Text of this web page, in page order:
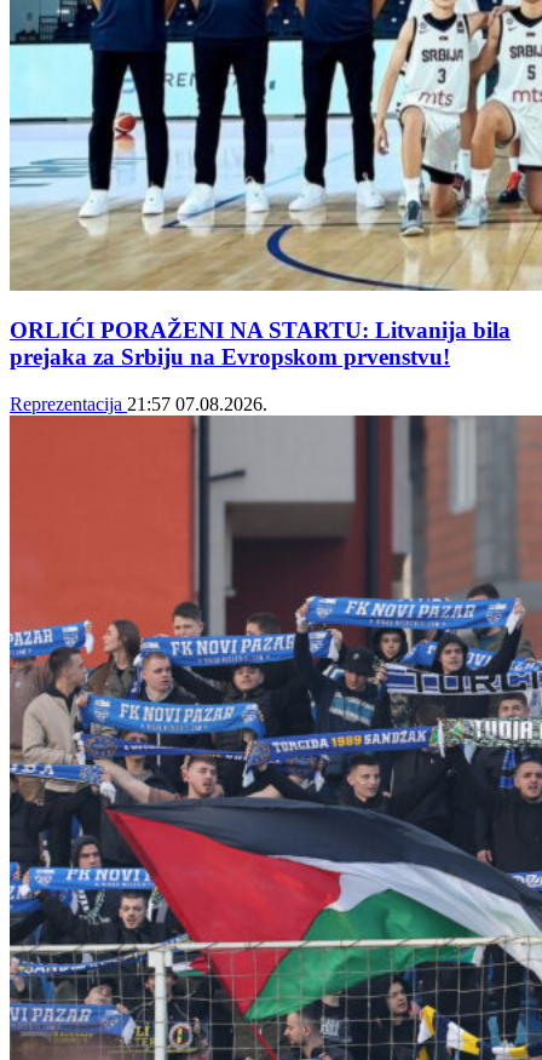
ORLIĆI PORAŽENI NA STARTU: Litvanija bila
prejaka za Srbiju na Evropskom prvenstvu!
Reprezentacija 21:57 07.08.2026.